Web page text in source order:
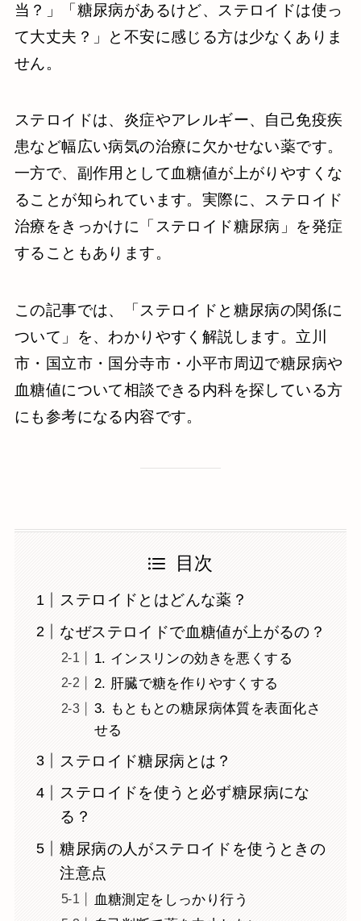
当？」「糖尿病があるけど、ステロイドは使っ
て大丈夫？」と不安に感じる方は少なくありま
せん。
ステロイドは、炎症やアレルギー、自己免疫疾
患など幅広い病気の治療に欠かせない薬です。
一方で、副作用として血糖値が上がりやすくな
ることが知られています。実際に、ステロイド
治療をきっかけに「ステロイド糖尿病」を発症
することもあります。
この記事では、「ステロイドと糖尿病の関係に
ついて」を、わかりやすく解説します。立川
市・国立市・国分寺市・小平市周辺で糖尿病や
血糖値について相談できる内科を探している方
にも参考になる内容です。
目次
ステロイドとはどんな薬？
なぜステロイドで血糖値が上がるの？
1. インスリンの効きを悪くする
2. 肝臓で糖を作りやすくする
3. もともとの糖尿病体質を表面化さ
せる
ステロイド糖尿病とは？
ステロイドを使うと必ず糖尿病にな
る？
糖尿病の人がステロイドを使うときの
注意点
血糖測定をしっかり行う